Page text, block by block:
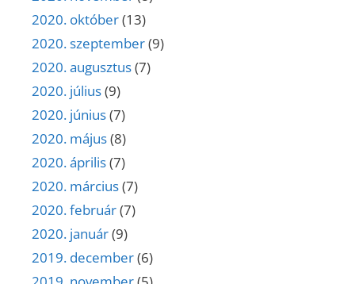
2020. október(13)
2020. szeptember(9)
2020. augusztus(7)
2020. július(9)
2020. június(7)
2020. május(8)
2020. április(7)
2020. március(7)
2020. február(7)
2020. január(9)
2019. december(6)